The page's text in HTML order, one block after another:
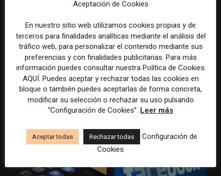
El Digital News Report
destaca el aumento de la
desconfianza en las noticias,
tendencia que en España
Bloomberg Media reorienta
su estrategia publicitaria para
enfocarse más en el usuario
Aceptación de Cookies
En nuestro sitio web utilizamos cookies propias y de
terceros para finalidades analíticas mediante el análisis del
tráfico web, para personalizar el contenido mediante sus
preferencias y con finalidades publicitarias. Para más
información puedes consultar nuestra Política de Cookies
AQUÍ. Puedes aceptar y rechazar todas las cookies en
bloque o también puedes aceptarlas de forma concreta,
modificar su selección o rechazar su uso pulsando
“Configuración de Cookies”. Leer más
Aceptar todas Rechazar todas
Configuración de
Cookies